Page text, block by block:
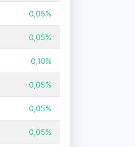
0,05%
0,05%
0,10%
0,05%
0,05%
0,05%